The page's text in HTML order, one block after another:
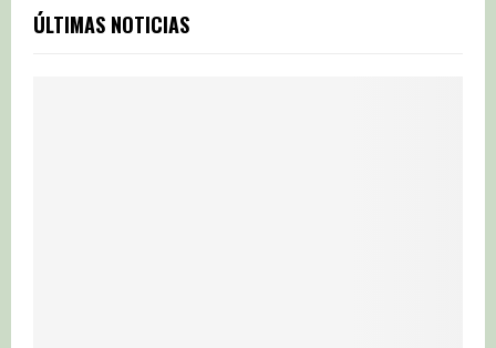
c
h
ÚLTIMAS NOTICIAS